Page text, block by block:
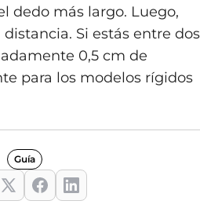
dedo más largo. Luego,
Si estás entre dos
0,5 cm de
para los modelos rígidos
Guía